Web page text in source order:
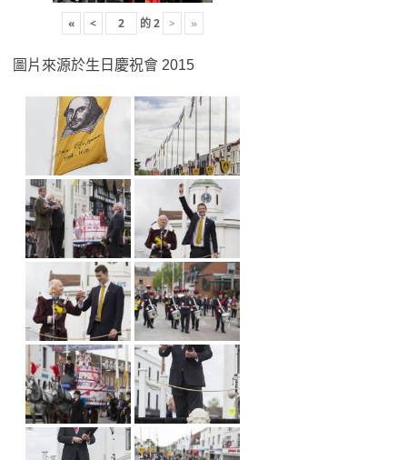
« < 的2 > »
圖片來源於生日慶祝會 2015